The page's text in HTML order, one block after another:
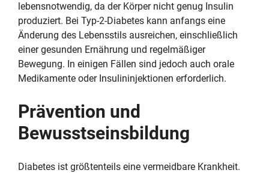
lebensnotwendig, da der Körper nicht genug Insulin
produziert. Bei Typ-2-Diabetes kann anfangs eine
Änderung des Lebensstils ausreichen, einschließlich
einer gesunden Ernährung und regelmäßiger
Bewegung. In einigen Fällen sind jedoch auch orale
Medikamente oder Insulininjektionen erforderlich.
Prävention und
Bewusstseinsbildung
Diabetes ist größtenteils eine vermeidbare Krankheit.